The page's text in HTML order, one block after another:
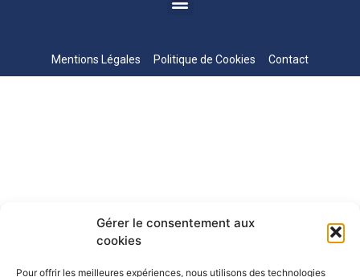
Gérer le consentement aux
cookies
Pour offrir les meilleures expériences, nous utilisons des technologies
Mentions Légales Politique de Cookies Contact